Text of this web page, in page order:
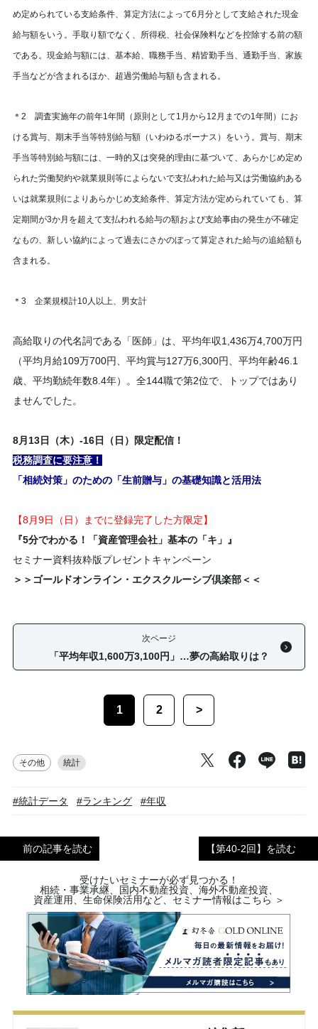
め定められている支給条件、算定方法によって6月分として支給された現金
給与額をいう。手取り額でなく、所得税、社会保険料などを控除する前の額
である。現金給与額には、基本給、職務手当、精皆勤手当、通勤手当、家族
手当などが含まれるほか、超過労働給与額も含まれる。
＊2 調査実施年の前年1年間（原則として1月から12月までの1年間）にお
ける賞与、期末手当等特別給与額（いわゆるボーナス）をいう。賞与、期末
手当等特別給与額には、一時的又は突発的理由に基づいて、あらかじめ定め
られた労働契約や就業規則等によらないで支払われた給与又は労働協約ある
いは就業規則によりあらかじめ支給条件、算定方法が定められていても、算
定期間が3か月を超えて支払われる給与の額および支給事由の発生が不確定
なもの、新しい協約によって過去にさかのぼって算定された給与の追給額も
含まれる。
＊3 企業規模計10人以上、男女計
高給取りの代名詞である「医師」は、平均年収1,436万4,700万円
（平均月給109万700円、平均賞与127万6,300円、平均年齢46.1
歳、平均勤続年数8.4年）。全144職で第2位で、トップではあり
ませんでした。
8月 13日（木）-16日（日）
限定配信！
税務調査に要注意！
「相続対策」のための「生前贈与」の基礎知識と活用法
【8月9日（日）までに登録完了した方限定】
『5分でわかる！「資産管理会社」基本の「キ」』
セミナー資料抜粋版プレゼントキャンペーン
＞＞ゴールドオンライン・エクスクルーシブ倶楽部＜＜
次ページ
「平均年収1,600万3,100円」…夢の高給取りは？
1 2 >
その他 統計
#統計データ #ランキング #年収
前の記事を読む 【第40-2回】を読む
受けたいセミナーが必ず見つかる！
相続・事業承継、国内不動産投資、海外不動産投資、
資産運用、生命保険活用など、セミナー情報はこちら ＞